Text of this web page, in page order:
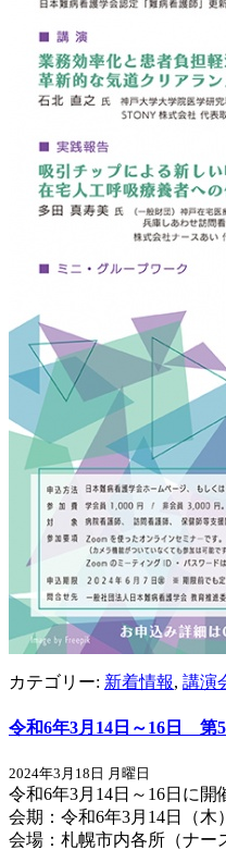
カテゴリー: 新着情報, 講演
令和6年3月14日～16日 第
2024年3月18日 月曜日
令和6年3月14日～16日に
会期：令和6年3月14日（木
会場：札幌市内各所（ナー